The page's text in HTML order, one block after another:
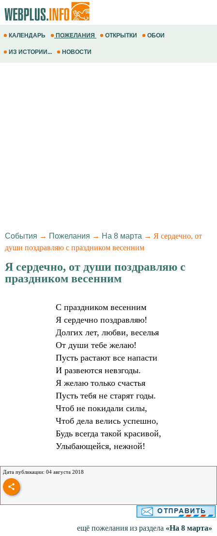
КАЛЕНДАРЬ ПОЖЕЛАНИЯ ОТКРЫТКИ ОБОИ
ИЗ ИСТОРИИ... НОВОСТИ
События → Пожелания → На 8 марта → Я сердечно, от
души поздравляю с праздником весенним
Я сердечно, от души поздравляю с
праздником весенним
С праздником весенним
Я сердечно поздравляю!
Долгих лет, любви, веселья
От души тебе желаю!
Пусть растают все напасти
И развеются невзгоды.
Я желаю только счастья
Пусть тебя не старят годы.
Чтоб не покидали силы,
Чтоб дела велись успешно,
Будь всегда такой красивой,
Улыбающейся, нежной!
Дата публикации: 04 августа 2018
ещё пожелания из раздела «На 8 марта»